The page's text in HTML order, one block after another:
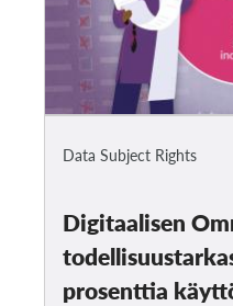
Data Subject Rights
Digitaalisen
prosenttia